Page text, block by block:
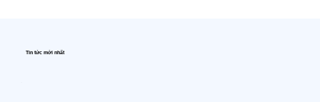
Tin tức mới nhất